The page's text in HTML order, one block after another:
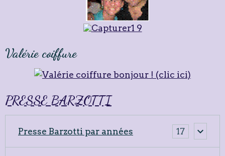
Valérie coiffure
PRESSE BARZOTTI
Presse Barzotti par années 17